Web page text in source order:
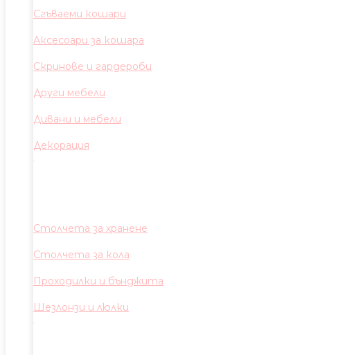
Сгъваеми кошари
Аксесоари за кошара
Скринове и гардероби
Други мебели
Дивани и мебели
Декорация
Столчета за хранене
Столчета за кола
Проходилки и бънджита
Шезлонзи и люлки